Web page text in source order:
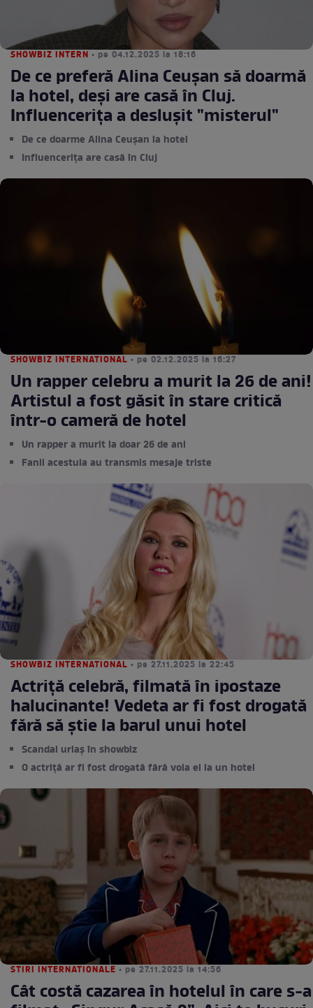
SHOWBIZ INTERN • pe 04.12.2025 la 18:16
De ce preferă Alina Ceușan să doarmă
la hotel, deși are casă în Cluj.
Influencerița a deslușit "misterul"
De ce doarme Alina Ceușan la hotel
Influencerița are casă în Cluj
SHOWBIZ INTERNATIONAL • pe 02.12.2025 la 16:27
Un rapper celebru a murit la 26 de ani!
Artistul a fost găsit în stare critică
într-o cameră de hotel
Un rapper a murit la doar 26 de ani
Fanii acestuia au transmis mesaje triste
SHOWBIZ INTERNATIONAL • pe 27.11.2025 la 22:45
Actriță celebră, filmată în ipostaze
halucinante! Vedeta ar fi fost drogată
fără să știe la barul unui hotel
Scandal uriaș în showbiz
O actriță ar fi fost drogată fără voia ei la un hotel
STIRI INTERNATIONALE • pe 27.11.2025 la 14:56
Cât costă cazarea în hotelul în care s-a